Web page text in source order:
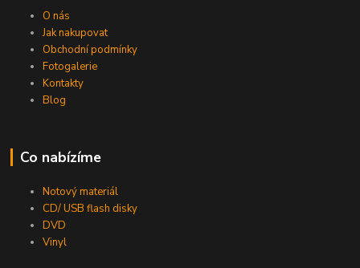
O nás
Jak nakupovat
Obchodní podmínky
Fotogalerie
Kontakty
Blog
Co nabízíme
Notový materiál
CD/ USB flash disky
DVD
Vinyl